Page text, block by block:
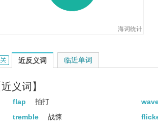
海词统计
的相关资料：
近反义词
近义词】
flap 拍打
tremble
战悚
临近单词